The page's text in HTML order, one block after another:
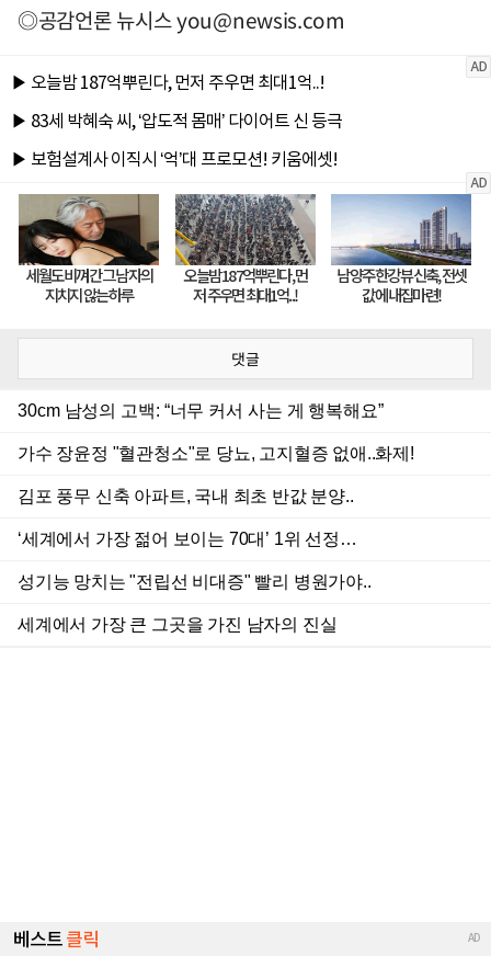
◎공감언론 뉴시스you@newsis.com
댓글